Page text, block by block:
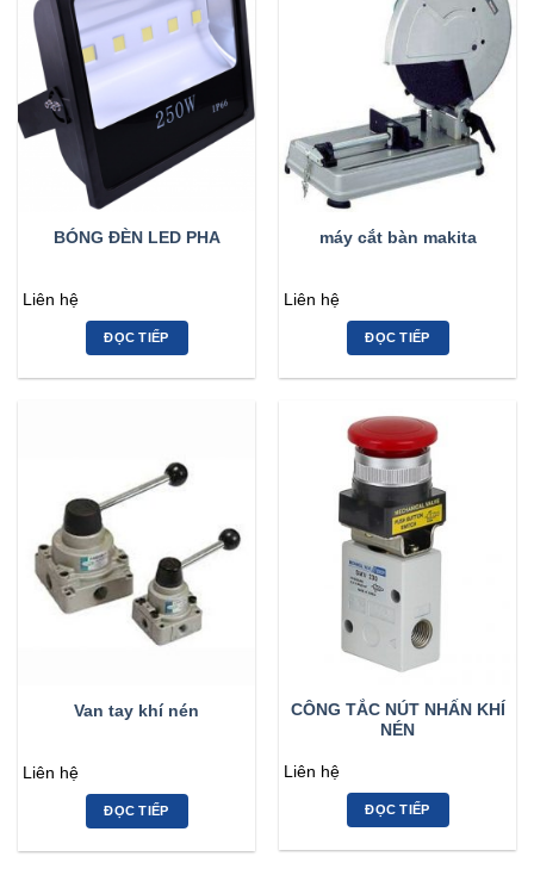
BÓNG ĐÈN LED PHA
Liên hệ
ĐỌC TIẾP
máy cắt bàn makita
Liên hệ
ĐỌC TIẾP
Van tay khí nén
Liên hệ
ĐỌC TIẾP
CÔNG TẮC NÚT NHẤN KHÍ
NÉN
Liên hệ
ĐỌC TIẾP